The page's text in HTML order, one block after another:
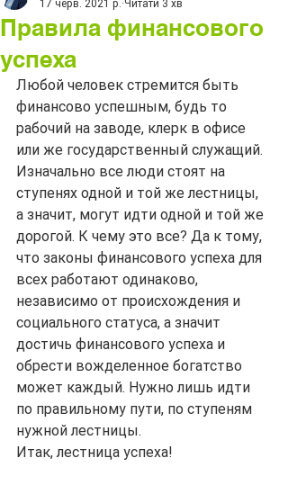
Правила финансового
успеха
17 черв. 2021 р. Читати 3 хв
Любой человек стремится быть
финансово успешным, будь то
рабочий на заводе, клерк в офисе
или же государственный служащий.
Изначально все люди стоят на
ступенях одной и той же лестницы,
а значит, могут идти одной и той же
дорогой. К чему это все? Да к тому,
что законы финансового успеха для
всех работают одинаково,
независимо от происхождения и
социального статуса, а значит
достичь финансового успеха и
обрести вожделенное богатство
может каждый. Нужно лишь идти
по правильному пути, по ступеням
нужной лестницы.
Итак, лестница успеха!